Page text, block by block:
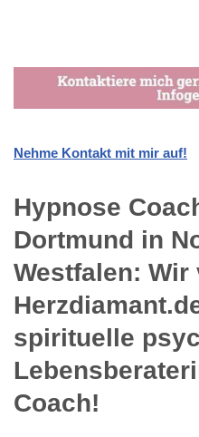
Nehme Kontakt mit mir auf!
Hypnose
Dortmund in
Westfalen: Wir
spirituelle
Coach!